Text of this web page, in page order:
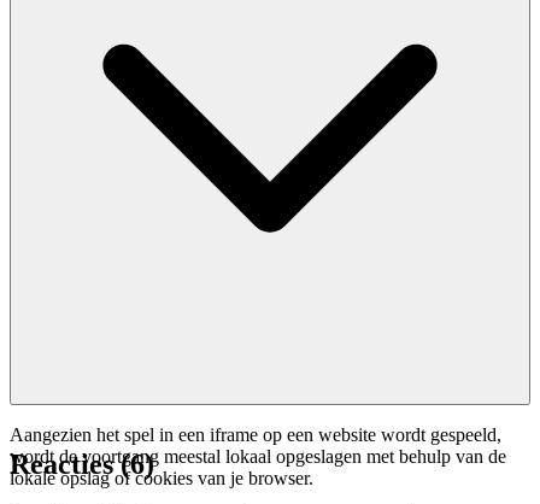
Aangezien het spel in een iframe op een website wordt gespeeld,
wordt de voortgang meestal lokaal opgeslagen met behulp van de
lokale opslag of cookies van je browser.
Reacties(6)